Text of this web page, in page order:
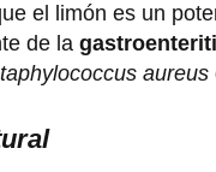
el limón es un
de la
aureus